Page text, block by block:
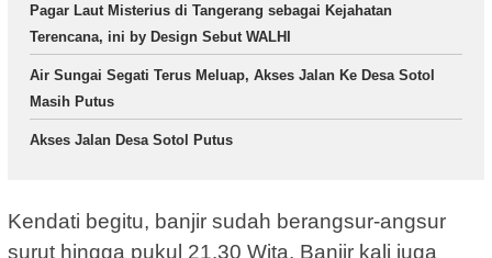
Pagar Laut Misterius di Tangerang sebagai Kejahatan
Terencana, ini by Design Sebut WALHI
Air Sungai Segati Terus Meluap, Akses Jalan Ke Desa Sotol
Masih Putus
Akses Jalan Desa Sotol Putus
Kendati begitu, banjir sudah berangsur-angsur
surut hingga pukul 21.30 Wita. Banjir kali juga